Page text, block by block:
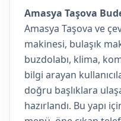
Amasya Taşova
Amasya Taşova ve
makinesi, bulaşık
buzdolabı, klima,
bilgi arayan
doğru başlıklara
hazırlandı. Bu yapı